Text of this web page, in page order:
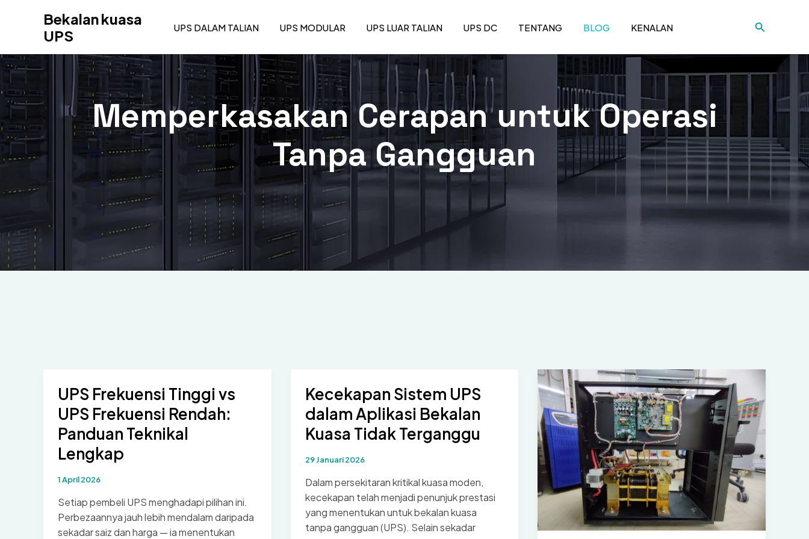
kandungan
Bekalan kuasa
UPS
UPS DALAM TALIAN UPS MODULAR UPS LUAR TALIAN UPS DC TENTANG BLOG KENALAN Cari
Memperkasakan Cerapan untuk Operasi
Tanpa Gangguan
UPS Frekuensi Tinggi vs
UPS Frekuensi Rendah:
Panduan Teknikal
Lengkap
1 April 2026
Setiap pembeli UPS menghadapi pilihan ini.
Perbezaannya jauh lebih mendalam daripada
sekadar saiz dan harga — ia menentukan
Kecekapan Sistem UPS
dalam Aplikasi Bekalan
Kuasa Tidak Terganggu
29 Januari 2026
Dalam persekitaran kritikal kuasa moden,
kecekapan telah menjadi penunjuk prestasi
yang menentukan untuk bekalan kuasa
tanpa gangguan (UPS). Selain sekadar